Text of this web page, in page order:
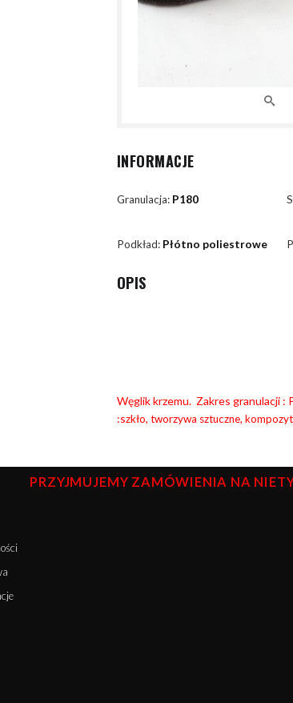
INFORMACJE
Granulacja: P180
Podkład: Płótno poliestrowe
OPIS
Węglik krzemu. Zakres granulacji :
:szkło, tworzywa sztuczne,
PRZYJMUJEMY ZAMÓWIENIA NA